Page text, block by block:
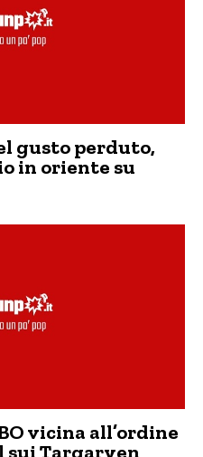
gusto perduto,
in oriente su
vicina all’ordine